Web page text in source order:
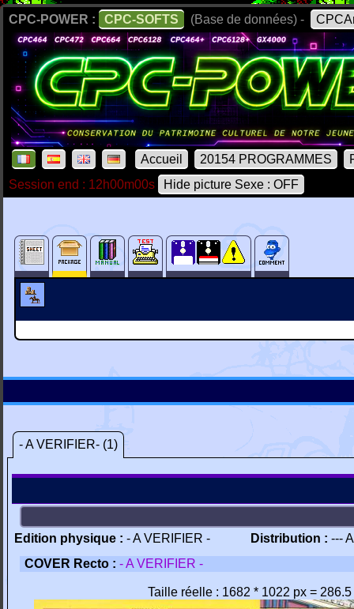
CPC-POWER : CPC-SOFTS (Base de données) -
Accueil 20154 PROGRAMMES
Session end : 12h00m00s
Hide picture Sexe : OFF
- A VERIFIER- (1)
Edition physique : - A VERIFIER - Distribution : ---
COVER Recto : - A VERIFIER -
Taille réelle : 1682 * 1022 px =